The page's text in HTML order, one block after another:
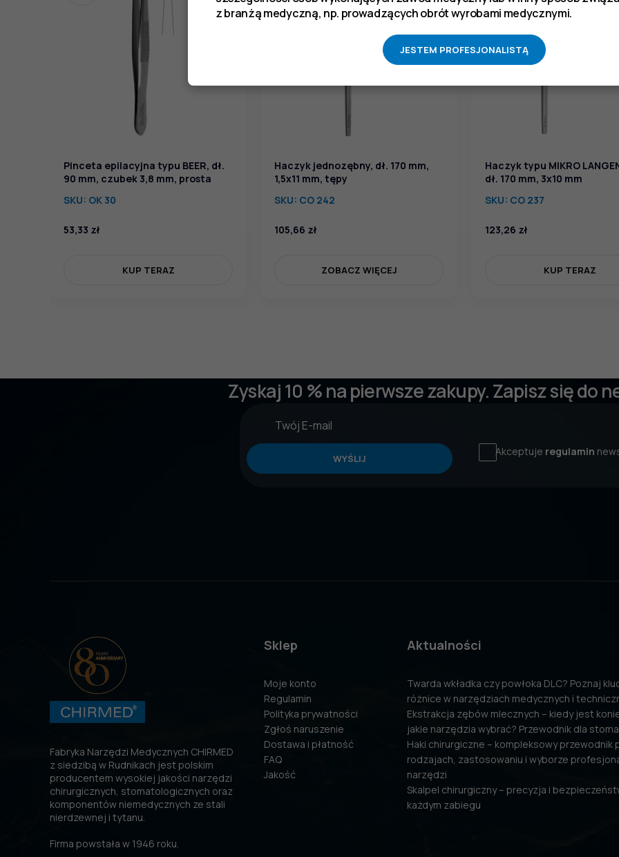
Pinceta epilacyjna typu BEER, dł.
90 mm, czubek 3,8 mm, prosta
SKU: OK 30
53,33 zł
KUP TERAZ
Haczyk jednozębny, dł. 170 mm,
1,5x11 mm, tępy
SKU: CO 242
105,66 zł
ZOBACZ WIĘCEJ
Haczyk typu MIKRO
dł. 170 mm, 3x10 mm
SKU: CO 237
123,26 zł
KUP TERAZ
Zyskaj 10 % na pierwsze zakupy. Zapisz się do
WYŚLIJ
Akceptuje regulamin
Fabryka Narzędzi Medycznych CHIRMED
z siedzibą w Rudnikach jest polskim
producentem wysokiej jakości narzędzi
chirurgicznych, stomatologicznych oraz
komponentów niemedycznych ze stali
nierdzewnej i tytanu.
Firma powstała w 1946 roku.
Sklep
Moje konto
Regulamin
Polityka prywatności
Zgłoś naruszenie
Dostawa i płatność
FAQ
Jakość
Aktualności
Twarda wkładka czy powłoka DLC? Poznaj
różnice w narzędziach medycznych i
Ekstrakcja zębów mlecznych – kiedy jest
jakie narzędzia wybrać? Przewodnik dla
Haki chirurgiczne – kompleksowy przewodnik
rodzajach, zastosowaniu i wyborze
narzędzi
Skalpel chirurgiczny – precyzja i
każdym zabiegu
z branżą medyczną, np. prowadzących obrót wyrobami medycznymi.
JESTEM PROFESJONALISTĄ